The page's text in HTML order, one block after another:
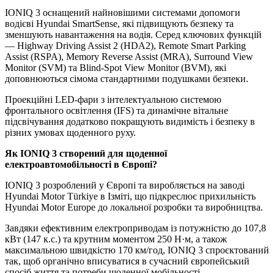
IONIQ 3 оснащений найновішими системами допомоги
водієві Hyundai SmartSense, які підвищують безпеку та
зменшують навантаження на водія. Серед ключових функцій
— Highway Driving Assist 2 (HDA2), Remote Smart Parking
Assist (RSPA), Memory Reverse Assist (MRA), Surround View
Monitor (SVM) та Blind-Spot View Monitor (BVM), які
доповнюються сімома стандартними подушками безпеки.
Проекційні LED-фари з інтелектуальною системою
фронтального освітлення (IFS) та динамічне вітальне
підсвічування додатково покращують видимість і безпеку в
різних умовах щоденного руху.
Як IONIQ 3 створений для щоденної
електроавтомобільності в Європі?
IONIQ 3 розроблений у Європі та виробляється на заводі
Hyundai Motor Türkiye в Ізміті, що підкреслює прихильність
Hyundai Motor Europe до локальної розробки та виробництва.
Завдяки ефективним електроприводам із потужністю до 107,8
кВт (147 к.с.) та крутним моментом 250 Н·м, а також
максимальною швидкістю 170 км/год, IONIQ 3 спроєктований
так, щоб органічно вписуватися в сучасний європейський